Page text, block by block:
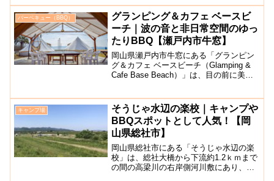
場です。吉備高原の一角にあり、里山に
近い立地ながらも自然に恵まれ...
バーベキュー（BBQ）
グランピング＆カフェ ベースビ
ーチ｜波の音と非日常空間のゆっ
たりBBQ【瀬戸内市牛窓】
岡山県瀬戸内市牛窓にある「グランピン
グ＆カフェ ベースビーチ（Glamping &
Cafe Base Beach）」は、目の前に美し
施設です。西脇海岸（矢寄ヶ浜）に面...
キャンプ場
そうじゃ水辺の楽校｜キャンプや
BBQスポットとして人気！【岡
山県総社市】
岡山県総社市にある「そうじゃ水辺の楽
校」は、総社大橋から下流約1.2ｋｍまで
の間の高梁川の右岸側河川敷にあり、約